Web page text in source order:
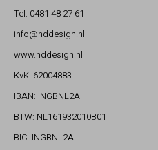
Tel: 0481 48 27 61
info@nddesign.nl
www.nddesign.nl
KvK: 62004883
IBAN: INGBNL2A
BTW: NL161932010B01
BIC: INGBNL2A